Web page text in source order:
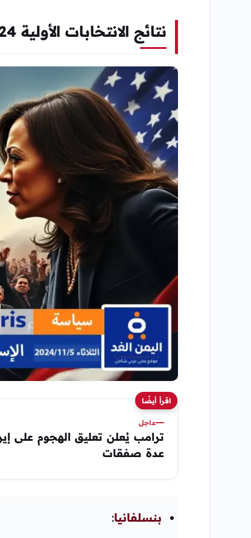
نتائج الانتخابات الأولية 2024
اقرأ أيضًا
عاجل
ترامب يُعلن تعليق الهجوم على
عدة صفقات
بنسلفانيا: